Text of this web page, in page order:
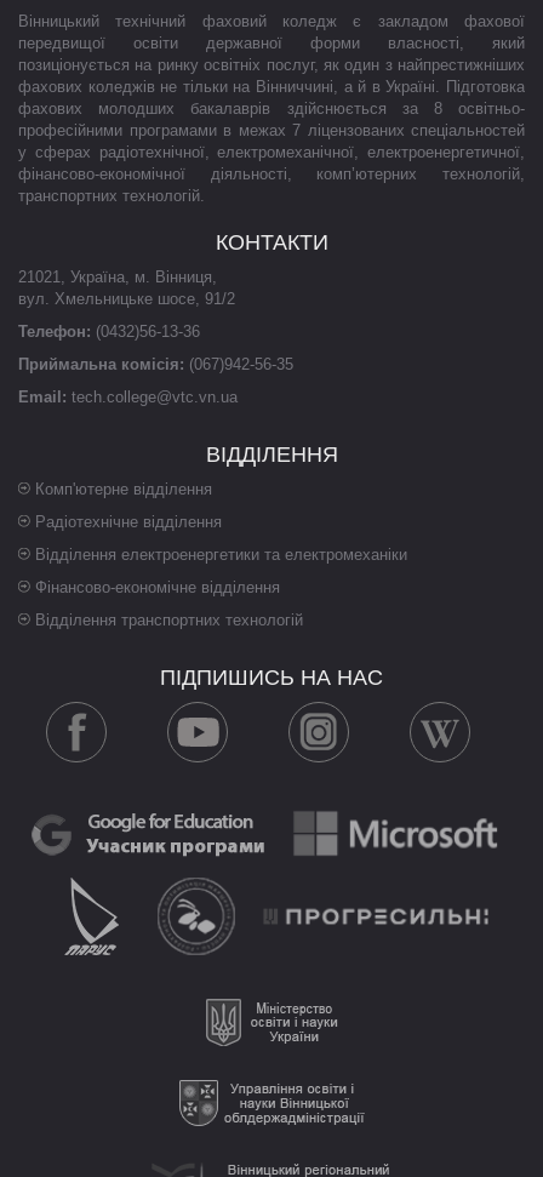
Вінницький технічний фаховий коледж є закладом фахової
передвищої освіти державної форми власності, який
позиціонується на ринку освітніх послуг, як один з найпрестижніших
фахових коледжів не тільки на Вінниччині, а й в Україні. Підготовка
фахових молодших бакалаврів здійснюється за 8 освітньо-
професійними програмами в межах 7 ліцензованих спеціальностей
у сферах радіотехнічної, електромеханічної, електроенергетичної,
фінансово-економічної діяльності, комп’ютерних технологій,
транспортних технологій.
КОНТАКТИ
21021 Україна м. Вінниця
вул. Хмельницьке шосе, 91/2
Телефон: (0432)56-13-36
Приймальна комісія: (067)942-56-35
Email: tech.college@vtc.vn.ua
ВІДДІЛЕННЯ
Комп'ютерне відділення
Радіотехнічне відділення
Відділення електроенергетики та електромеханіки
Фінансово-економічне відділення
Відділення транспортних технологій
ПІДПИШИСЬ НА НАС